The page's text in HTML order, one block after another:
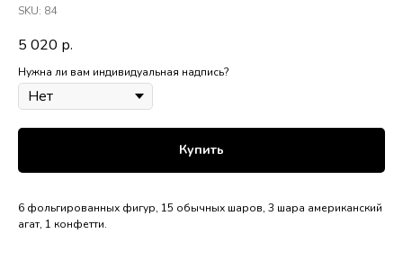
SKU: 84
5 020 р.
Нужна ли вам индивидуальная надпись?
Купить
6 фольгированных фигур, 15 обычных шаров, 3 шара американский
агат, 1 конфетти.